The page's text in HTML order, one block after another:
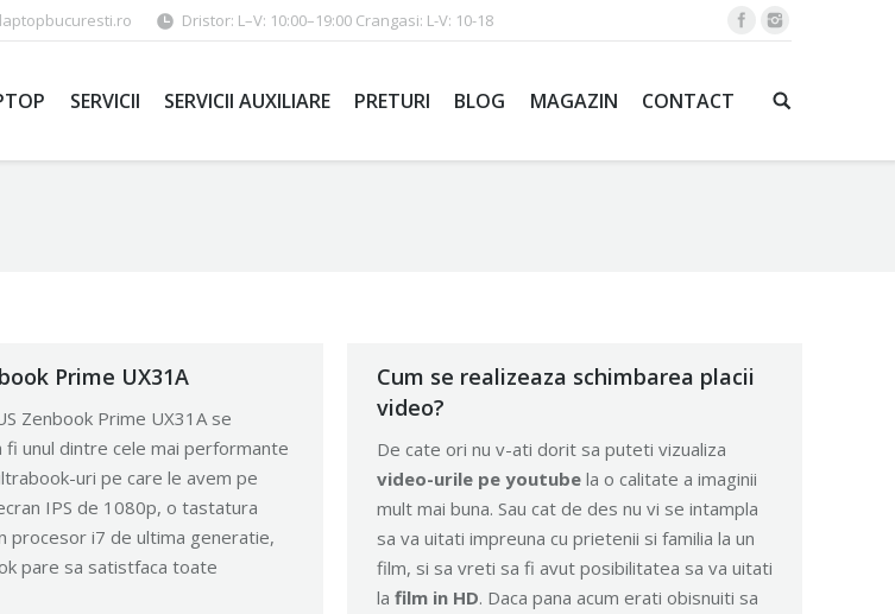
Dristor: L–V: 10:00–19:00 Crangasi: L-V: 10-18
SERVICII SERVICII AUXILIARE PRETURI BLOG MAGAZIN CONTACT
Prime UX31A
Zenbook Prime UX31A se
unul dintre cele mai performante
uri pe care le avem pe
IPS de 1080p, o tastatura
procesor i7 de ultima generatie,
pare sa satistfaca toate
Cum se realizeaza schimbarea placii
video?
De cate ori nu v-ati dorit sa puteti vizualiza
video-urile pe youtube la o calitate a imaginii
mult mai buna. Sau cat de des nu vi se intampla
sa va uitati impreuna cu prietenii si familia la un
film, si sa vreti sa fi avut posibilitatea sa va uitati
la film in HD. Daca pana acum erati obisnuiti sa